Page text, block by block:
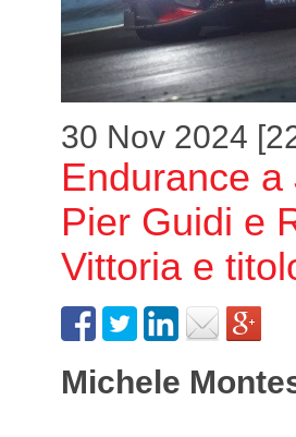
30 Nov 2024
Endurance
Pier Guidi e
Vittoria e
Michele